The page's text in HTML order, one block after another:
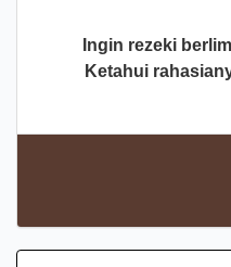
Ingin rezeki
Ketahui